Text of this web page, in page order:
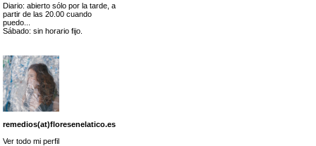
Diario: abierto sólo por la tarde, a
partir de las 20.00 cuando
puedo...
Sábado: sin horario fijo.
remedios(at)floresenelatico.es
Ver todo mi perfil